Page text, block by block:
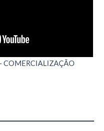
COMERCIALIZAÇÃO